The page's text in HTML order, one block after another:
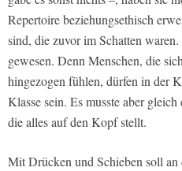
Repertoire beziehungsethisch
sind, die zuvor im Schatten
gewesen. Denn Menschen, die
hingezogen fühlen, dürfen in der
Klasse sein. Es musste aber
die alles auf den Kopf stellt.
Mit Drücken und Schieben soll an